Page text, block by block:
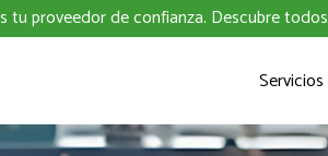
tu proveedor de confianza. Descubre todos
Servicios